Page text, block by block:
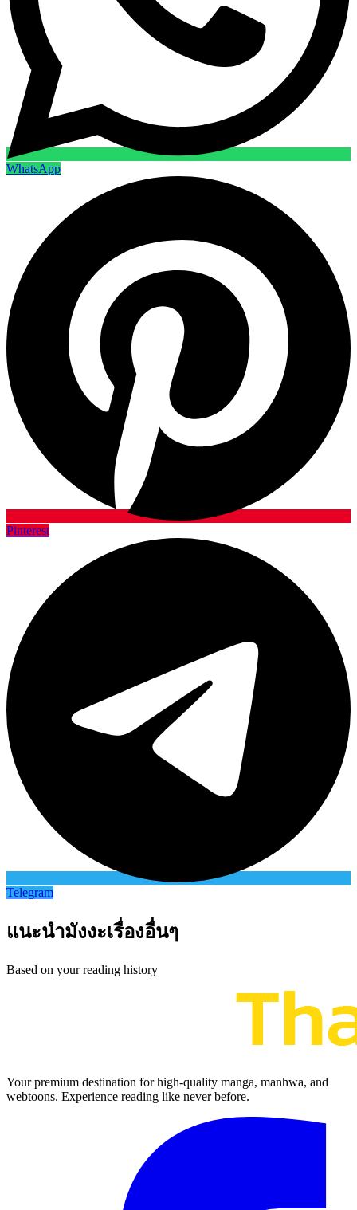
WhatsApp
Pinterest
Telegram
แนะนำมังงะเรื่องอื่นๆ
Based on your reading history
Your premium destination for high-quality manga, manhwa, and
webtoons. Experience reading like never before.